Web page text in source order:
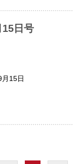
15日号
15日